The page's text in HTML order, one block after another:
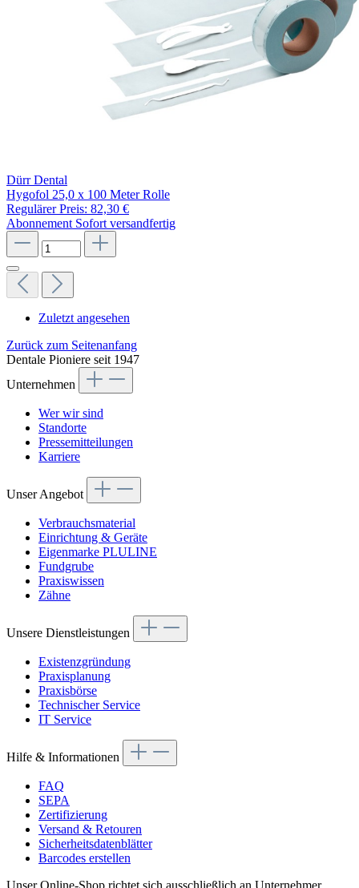
Dürr Dental
Hygofol 25,0 x 100 Meter Rolle
Regulärer Preis: 82,30 €
Abonnement Sofort versandfertig
Zuletzt angesehen
Zurück zum Seitenanfang
Dentale Pioniere seit 1947
Unternehmen
Wer wir sind
Standorte
Pressemitteilungen
Karriere
Unser Angebot
Verbrauchsmaterial
Einrichtung & Geräte
Eigenmarke PLULINE
Fundgrube
Praxiswissen
Zähne
Unsere Dienstleistungen
Existenzgründung
Praxisplanung
Praxisbörse
Technischer Service
IT Service
Hilfe & Informationen
FAQ
SEPA
Zertifizierung
Versand & Retouren
Sicherheitsdatenblätter
Barcodes erstellen